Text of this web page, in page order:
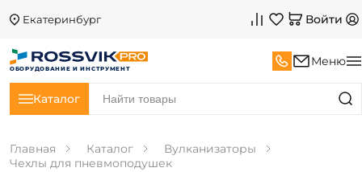
Екатеринбург Войти
ОБОРУДОВАНИЕ И ИНСТРУМЕНТ
Меню
Каталог
Главная Каталог
Вулканизаторы
Чехлы для пневмоподушек